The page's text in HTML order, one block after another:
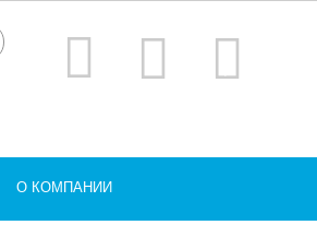
О КОМПАНИИ